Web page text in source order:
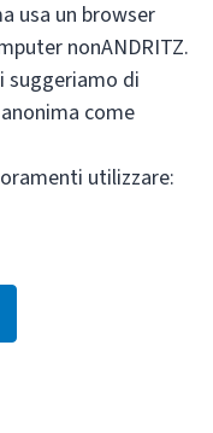
usa un browser
nonANDRITZ.
suggeriamo di
come
utilizzare: